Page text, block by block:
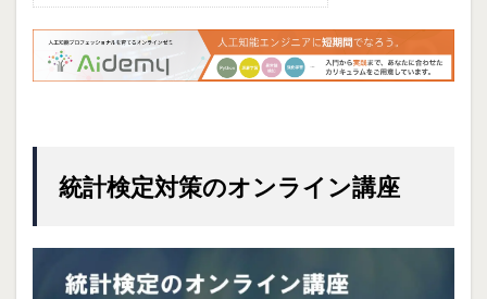
統計検定対策のオンライン講座